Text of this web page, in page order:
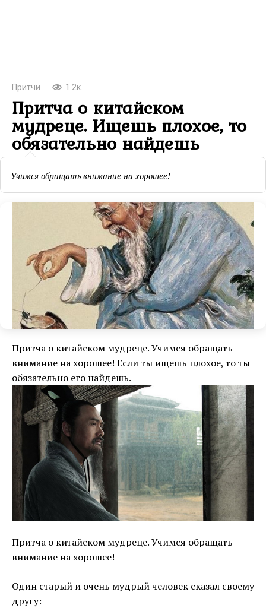
Притчи 1.2к.
Притча о китайском
мудреце. Ищешь плохое, то
обязательно найдешь
Учимся обращать внимание на хорошее!
Притча о китайском мудреце. Учимся обращать
внимание на хорошее! Если ты ищешь плохое, то ты
обязательно его найдешь.
Притча о китайском мудреце. Учимся обращать
внимание на хорошее!
Один старый и очень мудрый человек сказал своему
другу: